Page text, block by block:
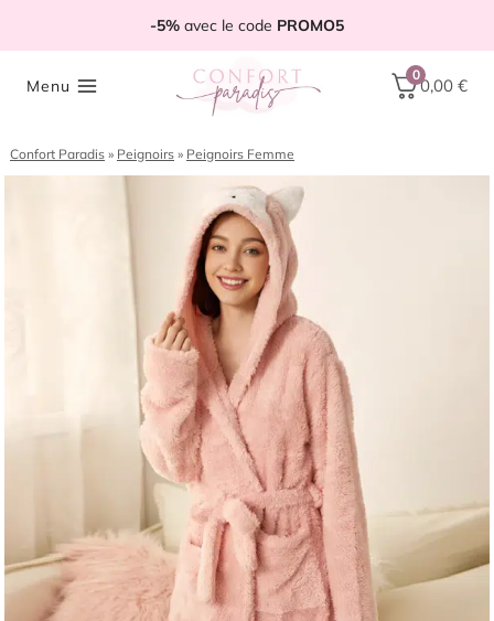
au
contenu
-5% avec le code PROMO5
Menu
0
0,00 €
Confort Paradis » Peignoirs » Peignoirs Femme